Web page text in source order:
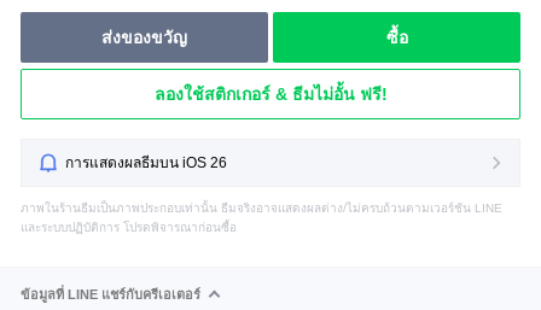
ส่งของขวัญ ซื้อ
ลองใช้สติกเกอร์ & ธีมไม่อั้น ฟรี!
การแสดงผลธีมบน iOS 26
ภาพในร้านธีมเป็นภาพประกอบเท่านั้น ธีมจริงอาจแสดงผลต่าง/ไม่ครบถ้วนตามเวอร์ชัน LINE
และระบบปฏิบัติการ โปรดพิจารณาก่อนซื้อ
ข้อมูลที่ LINE แชร์กับครีเอเตอร์